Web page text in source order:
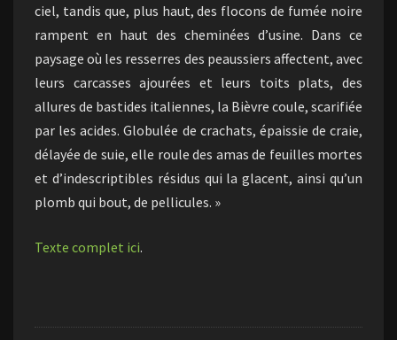
ciel, tandis que, plus haut, des flocons de fumée noire
rampent en haut des cheminées d’usine. Dans ce
paysage où les resserres des peaussiers affectent, avec
leurs carcasses ajourées et leurs toits plats, des
allures de bastides italiennes, la Bièvre coule, scarifiée
par les acides. Globulée de crachats, épaissie de craie,
délayée de suie, elle roule des amas de feuilles mortes
et d’indescriptibles résidus qui la glacent, ainsi qu’un
plomb qui bout, de pellicules. »
Texte complet ici.